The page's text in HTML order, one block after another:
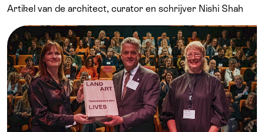
Artikel van de architect, curator en schrijver Nishi Shah